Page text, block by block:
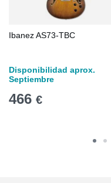
Ibanez AS73-TBC
Disponibilidad aprox.
Septiembre
466 €